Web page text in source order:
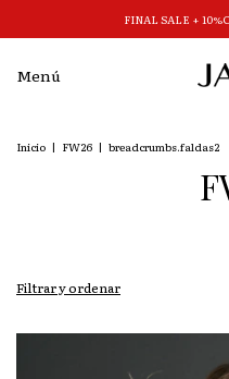
FINAL SALE +
Menú
Inicio | FW26 | breadcrumbs.faldas2
Filtrar y ordenar